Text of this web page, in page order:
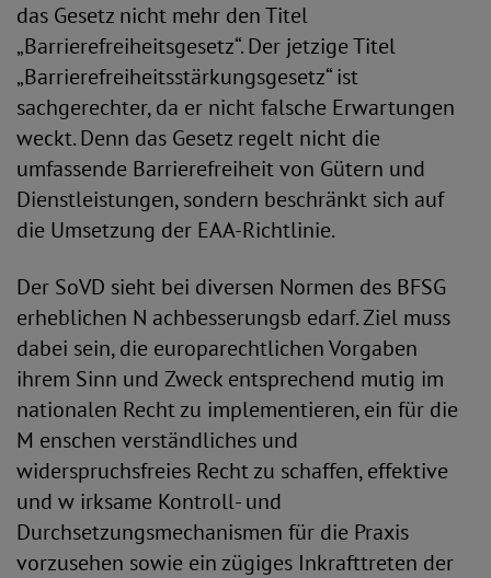
das Gesetz nicht mehr den Titel
„Barrierefreiheitsgesetz“. Der jetzige Titel
„Barrierefreiheitsstärkungsgesetz“ ist
sachgerechter, da er nicht falsche Erwartungen
weckt. Denn das Gesetz regelt nicht die
umfassende Barrierefreiheit von Gütern und
Dienstleistungen, sondern beschränkt sich auf
die Umsetzung der EAA-Richtlinie.
Der SoVD sieht bei diversen Normen des BFSG
erheblichen N achbesserungsb edarf. Ziel muss
dabei sein, die europarechtlichen Vorgaben
ihrem Sinn und Zweck entsprechend mutig im
nationalen Recht zu implementieren, ein für die
M enschen verständliches und
widerspruchsfreies Recht zu schaffen, effektive
und w irksame Kontroll- und
Durchsetzungsmechanismen für die Praxis
vorzusehen sowie ein zügiges Inkrafttreten der